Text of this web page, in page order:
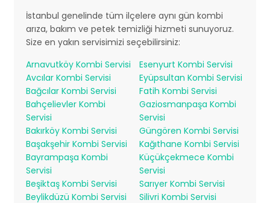
İstanbul genelinde tüm ilçelere aynı gün kombi
arıza, bakım ve petek temizliği hizmeti sunuyoruz.
Size en yakın servisimizi seçebilirsiniz:
Arnavutköy Kombi Servisi
Avcılar Kombi Servisi
Bağcılar Kombi Servisi
Bahçelievler Kombi
Servisi
Bakırköy Kombi Servisi
Başakşehir Kombi Servisi
Bayrampaşa Kombi
Servisi
Beşiktaş Kombi Servisi
Beylikdüzü Kombi Servisi
Esenyurt Kombi Servisi
Eyüpsultan Kombi Servisi
Fatih Kombi Servisi
Gaziosmanpaşa Kombi
Servisi
Güngören Kombi Servisi
Kağıthane Kombi Servisi
Küçükçekmece Kombi
Servisi
Sarıyer Kombi Servisi
Silivri Kombi Servisi